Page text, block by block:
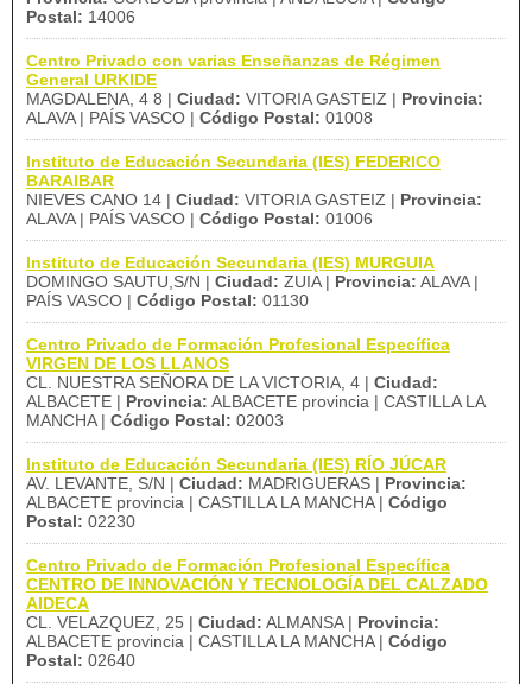
Postal: 14006
Centro Privado con varias Enseñanzas de Régimen
General URKIDE
MAGDALENA, 4 8 | Ciudad: VITORIA GASTEIZ | Provincia:
ALAVA | PAÍS VASCO | Código Postal: 01008
Instituto de Educación Secundaria (IES) FEDERICO
BARAIBAR
NIEVES CANO 14 | Ciudad: VITORIA GASTEIZ | Provincia:
ALAVA | PAÍS VASCO | Código Postal: 01006
Instituto de Educación Secundaria (IES) MURGUIA
DOMINGO SAUTU,S/N | Ciudad: ZUIA | Provincia: ALAVA |
PAÍS VASCO | Código Postal: 01130
Centro Privado de Formación Profesional Específica
VIRGEN DE LOS LLANOS
CL. NUESTRA SEÑORA DE LA VICTORIA, 4 | Ciudad:
ALBACETE | Provincia: ALBACETE provincia | CASTILLA LA
MANCHA | Código Postal: 02003
Instituto de Educación Secundaria (IES) RÍO JÚCAR
AV. LEVANTE, S/N | Ciudad: MADRIGUERAS | Provincia:
ALBACETE provincia | CASTILLA LA MANCHA | Código
Postal: 02230
Centro Privado de Formación Profesional Específica
CENTRO DE INNOVACIÓN Y TECNOLOGÍA DEL CALZADO
AIDECA
CL. VELAZQUEZ, 25 | Ciudad: ALMANSA | Provincia:
ALBACETE provincia | CASTILLA LA MANCHA | Código
Postal: 02640